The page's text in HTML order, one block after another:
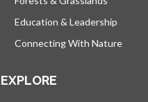
Education & Leadership
Connecting With Nature
EXPLORE